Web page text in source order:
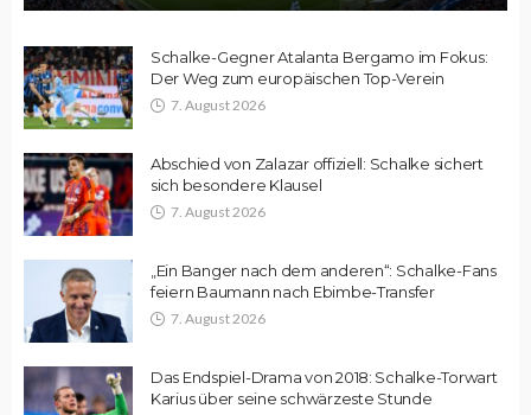
Schalke-Gegner Atalanta Bergamo im Fokus:
Der Weg zum europäischen Top-Verein
7. August 2026
Abschied von Zalazar offiziell: Schalke sichert
sich besondere Klausel
7. August 2026
„Ein Banger nach dem anderen“: Schalke-Fans
feiern Baumann nach Ebimbe-Transfer
7. August 2026
Das Endspiel-Drama von 2018: Schalke-Torwart
Karius über seine schwärzeste Stunde